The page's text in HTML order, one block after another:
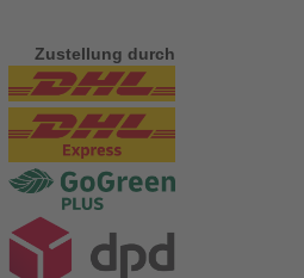
Zustellung durch